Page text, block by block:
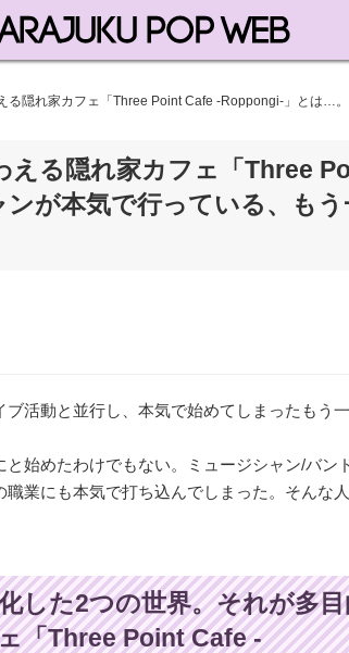
る隠れ家カフェ「Three Point Cafe -Roppongi-」とは…
える隠れ家カフェ「Three
が本気で行っている、もう
活動と並行し、本気で始めてしまったもう
始めたわけでもない。ミュージシャン/バン
業にも本気で打ち込んでしまった。そんな
した2つの世界。それが多
「Three Point Cafe -